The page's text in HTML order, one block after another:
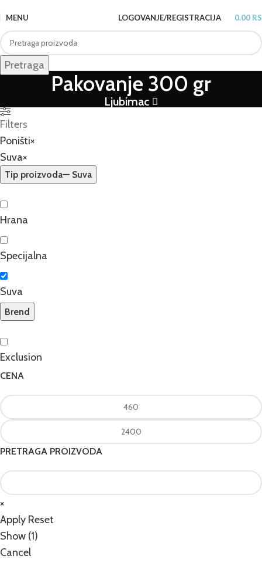
MENU LOGOVANJE/REGISTRACIJA 0.00
Pretraga
Pakovanje 300 gr
Ljubimac
Filters
Poništi×
Suva×
Tip proizvoda— Suva
Hrana
Specijalna
Suva
Brend
Exclusion
CENA
PRETRAGA PROIZVODA
×
Apply Reset
Show (1)
Cancel